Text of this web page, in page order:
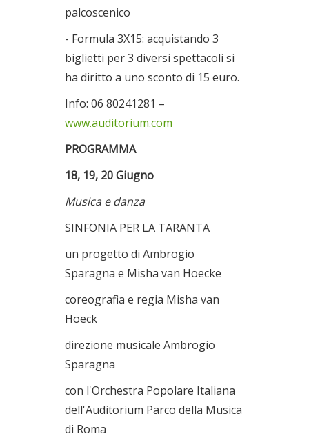
palcoscenico
- Formula 3X15: acquistando 3
biglietti per 3 diversi spettacoli si
ha diritto a uno sconto di 15 euro.
Info: 06 80241281 –
www.auditorium.com
PROGRAMMA
18, 19, 20 Giugno
Musica e danza
SINFONIA PER LA TARANTA
un progetto di Ambrogio
Sparagna e Misha van Hoecke
coreografia e regia Misha van
Hoeck
direzione musicale Ambrogio
Sparagna
con l'Orchestra Popolare Italiana
dell'Auditorium Parco della Musica
di Roma